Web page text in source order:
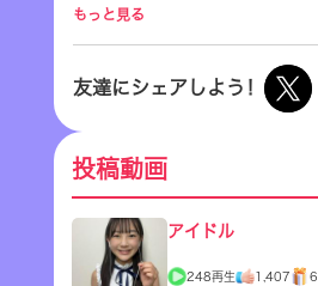
デル / 2018小学一年生モデル など
もっと見る
友達にシェアしよう！
投稿動画
アイドル
248再生 1,407 6